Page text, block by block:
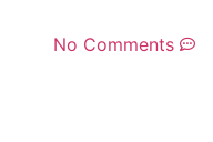
No Comments